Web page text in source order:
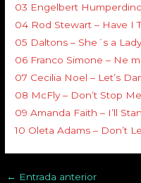
03 Engelbert
04 Rod Stewart – Have I
05 Daltons – She´s a
06 Franco Simone – Ne
07 Cecilia Noel – Let’s
08 McFly – Don’t Stop
09 Amanda Faith – I’ll
10 Oleta Adams – Don’t
← Entrada anterior